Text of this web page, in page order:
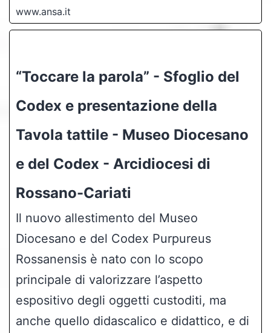
www.ansa.it
“Toccare la parola” - Sfoglio del
Codex e presentazione della
Tavola tattile - Museo Diocesano
e del Codex - Arcidiocesi di
Rossano-Cariati
Il nuovo allestimento del Museo
Diocesano e del Codex Purpureus
Rossanensis è nato con lo scopo
principale di valorizzare l’aspetto
espositivo degli oggetti custoditi, ma
anche quello didascalico e didattico, e di